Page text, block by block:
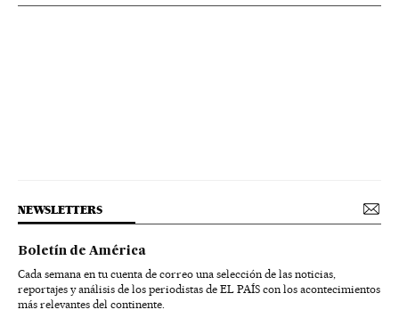
NEWSLETTERS
Boletín de América
Cada semana en tu cuenta de correo una selección de las noticias,
reportajes y análisis de los periodistas de EL PAÍS con los acontecimientos
más relevantes del continente.